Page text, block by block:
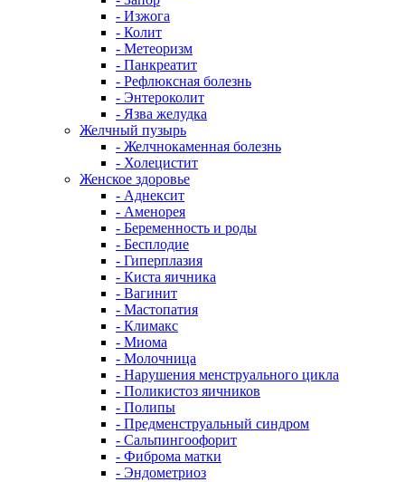
- Изжога
- Колит
- Метеоризм
- Панкреатит
- Рефлюксная болезнь
- Энтероколит
- Язва желудка
Желчный пузырь
- Желчнокаменная болезнь
- Холецистит
Женское здоровье
- Аднексит
- Аменорея
- Беременность и роды
- Бесплодие
- Гиперплазия
- Киста яичника
- Вагинит
- Мастопатия
- Климакс
- Миома
- Молочница
- Нарушения менструального цикла
- Поликистоз яичников
- Полипы
- Предменструальный синдром
- Сальпингоофорит
- Фиброма матки
- Эндометриоз